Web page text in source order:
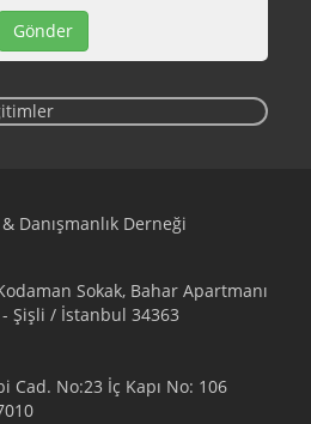
Danışmanlık Derneği
Sokak, Bahar Apartmanı
Şişli / İstanbul 34363
Cad. No:23 İç Kapı No: 106